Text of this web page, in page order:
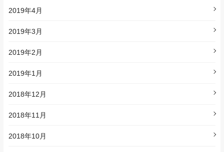
2019年4月
2019年3月
2019年2月
2019年1月
2018年12月
2018年11月
2018年10月